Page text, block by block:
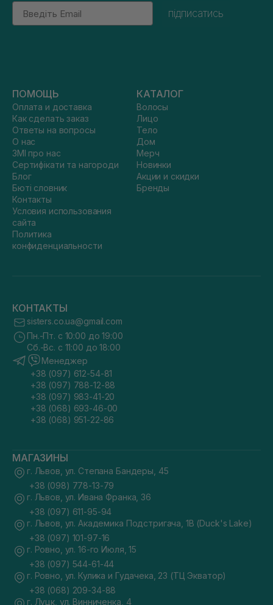
Email
підписатись
ПОМОЩЬ
Оплата и доставка
Как сделать заказ
Ответы на вопросы
О нас
ЗМІ про нас
Сертифікати та нагороди
Блог
Бюті словник
Контакты
Условия использования
сайта
Политика
конфиденциальности
КАТАЛОГ
Волосы
Лицо
Тело
Дом
Мерч
Новинки
Акции и скидки
Бренды
КОНТАКТЫ
sisters.co.ua@gmail.com
Пн.-Пт. с 10:00 до 19:00
Сб.-Вс. с 11:00 до 18:00
Менеджер
+38 (097) 612-54-81
+38 (097) 788-12-88
+38 (097) 983-41-20
+38 (068) 693-46-00
+38 (068) 951-22-86
МАГАЗИНЫ
г. Львов, ул. Степана Бандеры, 45
+38 (098) 778-13-79
г. Львов, ул. Ивана Франка, 36
+38 (097) 611-95-94
г. Львов, ул. Академика Подстригача, 1В (Duck's Lake)
+38 (097) 101-97-16
г. Ровно, ул. 16-го Июля, 15
+38 (097) 544-61-44
г. Ровно, ул. Кулика и Гудачека, 23 (ТЦ Экватор)
+38 (068) 209-34-88
г. Луцк, ул. Винниченка, 4